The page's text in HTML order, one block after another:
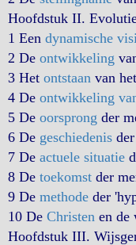
Hoofdstuk II.
1 Een dynamische
2 De ontwikkeling
3 Het ontstaan van
4 De ontwikkeling
5 De oorsprong der
6 De geschiedenis
7 De actuele situatie
8 De toekomst der
9 De methode der
10 De Christen en de
Hoofdstuk III.